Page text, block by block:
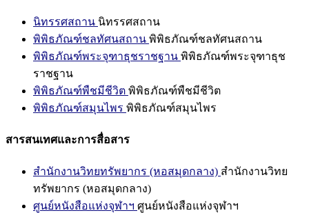
นิทรรศสถาน นิทรรศสถาน
พิพิธภัณฑ์ชลทัศนสถาน พิพิธภัณฑ์ชลทัศนสถาน
พิพิธภัณฑ์พระจุฑาธุชราชฐาน พิพิธภัณฑ์พระจุฑาธุช
ราชฐาน
พิพิธภัณฑ์พืชมีชีวิต พิพิธภัณฑ์พืชมีชีวิต
พิพิธภัณฑ์สมุนไพร พิพิธภัณฑ์สมุนไพร
สารสนเทศและการสื่อสาร
สำนักงานวิทยทรัพยากร (หอสมุดกลาง) สำนักงานวิทย
ทรัพยากร (หอสมุดกลาง)
ศูนย์หนังสือแห่งจุฬาฯ ศูนย์หนังสือแห่งจุฬาฯ